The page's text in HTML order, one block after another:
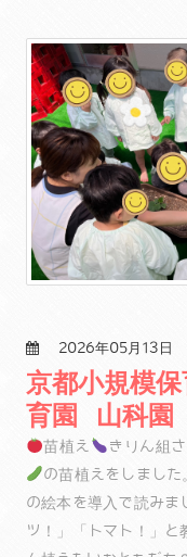
2026年05月13日
京都小規模
育園 山科園
苗植え きりん組
の苗植えをしました
の絵本を導入で読みま
ツ！」「トマト！」と